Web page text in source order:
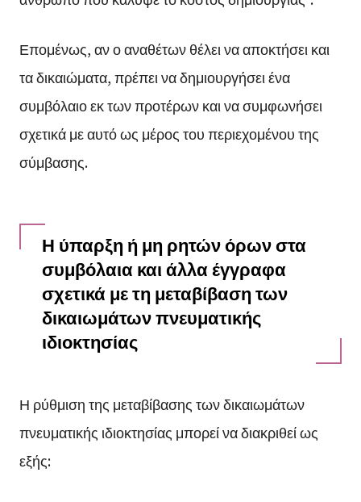
Επομένως, αν ο αναθέτων θέλει να αποκτήσει και
τα δικαιώματα, πρέπει να δημιουργήσει ένα
συμβόλαιο εκ των προτέρων και να συμφωνήσει
σχετικά με αυτό ως μέρος του περιεχομένου της
σύμβασης.
Η ύπαρξη ή μη ρητών όρων στα
συμβόλαια και άλλα έγγραφα
σχετικά με τη μεταβίβαση των
δικαιωμάτων πνευματικής
ιδιοκτησίας
Η ρύθμιση της μεταβίβασης των δικαιωμάτων
πνευματικής ιδιοκτησίας μπορεί να διακριθεί ως
εξής: